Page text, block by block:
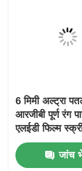
6 मिमी अल्ट्रा
आरजीबी पूर्ण रंग
एलईडी फिल्म
कैबिनेट आयाम,
पारदर्शिता लचीली
जांच